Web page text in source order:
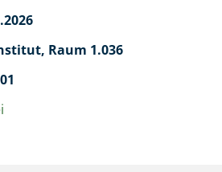
Raum 1.036